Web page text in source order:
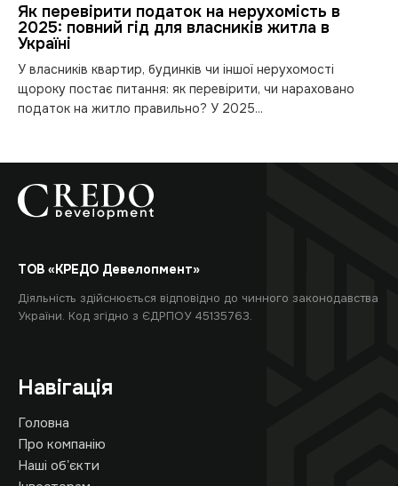
Як перевірити податок на нерухомість в
2025: повний гід для власників житла в
Україні
У власників квартир, будинків чи іншої нерухомості
щороку постає питання: як перевірити, чи нараховано
податок на житло правильно? У 2025...
ТОВ «КРЕДО Девелопмент»
Діяльність здійснюється відповідно до чинного законодавства
України. Код згідно з ЄДРПОУ 45135763.
Навігація
Головна
Про компанію
Наші обʼєкти